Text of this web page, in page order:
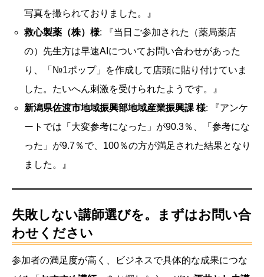
写真を撮られておりました。』
救心製薬（株）様: 『当日ご参加された（薬局薬店
の）先生方は早速AIについてお問い合わせがあった
り、「№1ポップ」を作成して店頭に貼り付けていま
した。たいへん刺激を受けられたようです。』
新潟県佐渡市地域振興部地域産業振興課 様: 『アンケ
ートでは「大変参考になった」が90.3％、「参考にな
った」が9.7％で、100％の方が満足された結果となり
ました。』
失敗しない講師選びを。まずはお問い合
わせください
参加者の満足度が高く、ビジネスで具体的な成果につな